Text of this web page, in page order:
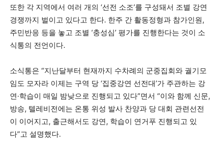
또한 각 지역에서 여러 개의 ‘선전 소조’를 구성돼서 조별 강연
경쟁까지 벌이고 있다고 한다. 한주 간 활동정형과 참가인원,
주민반응 등을 놓고 조별 ‘충성심’ 평가를 진행한다는 것이 소
식통의 전언이다.
소식통은 “지난달부터 현재까지 수차례의 군중집회와 궐기모
임도 모자라 이제는 구역 당 ‘집중강연 선전대’가 주관하는 강
연·학습이 매일 밤낮으로 진행되고 있다”면서 “이와 함께 신문,
방송, 텔레비전에는 온통 위성 발사 찬양과 당 대회 관련선전
이 이어지고, 출근해서도 강연, 학습이 연거푸 진행되고 있
다”고 설명했다.